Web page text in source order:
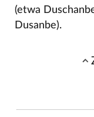
(etwa
Dusanbe).